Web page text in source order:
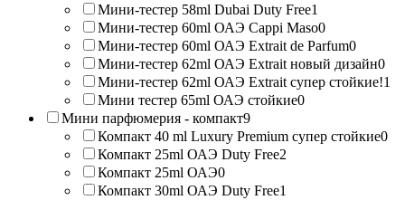
Мини-тестер 58ml Dubai Duty Free1
Мини-тестер 60ml ОАЭ Cappi Maso0
Мини-тестер 60ml ОАЭ Extrait de Parfum0
Мини-тестер 62ml ОАЭ Extrait новый дизайн0
Мини-тестер 62ml ОАЭ Extrait супер стойкие!1
Мини тестер 65ml ОАЭ стойкие0
Мини парфюмерия - компакт9
Компакт 40 ml Luxury Premium супер стойкие0
Компакт 25ml ОАЭ Duty Free2
Компакт 25ml ОАЭ0
Компакт 30ml ОАЭ Duty Free1